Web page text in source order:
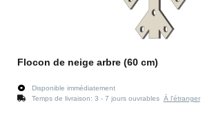
Flocon de neige arbre (60 cm)
Disponible immédiatement
Temps de livraison: 3 - 7 jours ouvrables À l'étranger